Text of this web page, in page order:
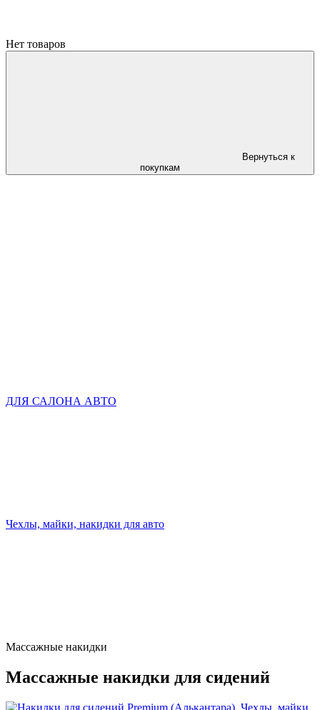
Нет товаров
Вернуться к
покупкам
ДЛЯ САЛОНА АВТО
Чехлы, майки, накидки для авто
Массажные накидки
Массажные накидки для сидений